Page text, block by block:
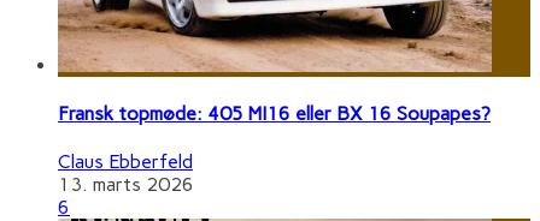
Fransk topmøde: 405 MI16 eller BX 16 Soupapes?
Claus Ebberfeld
13. marts 2026
6